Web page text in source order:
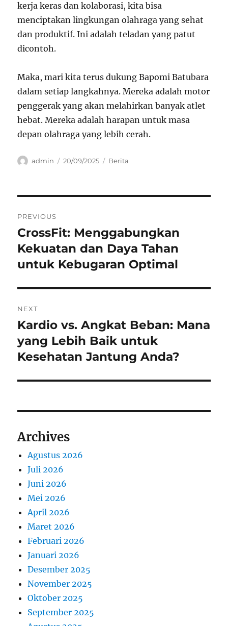
kerja keras dan kolaborasi, kita bisa
menciptakan lingkungan olahraga yang sehat
dan produktif. Ini adalah teladan yang patut
dicontoh.
Maka, mari kita terus dukung Bapomi Batubara
dalam setiap langkahnya. Mereka adalah motor
penggerak yang akan melahirkan banyak atlet
hebat. Mereka adalah harapan untuk masa
depan olahraga yang lebih cerah.
Author
admin
Posted
20/09/2025 Categories
Berita
pos
PREVIOUS
Previous
post:
CrossFit: Menggabungkan
Kekuatan dan Daya Tahan
untuk Kebugaran Optimal
NEXT
Next
post:
Kardio vs. Angkat Beban: Mana
yang Lebih Baik untuk
Kesehatan Jantung Anda?
Archives
Agustus 2026
Juli 2026
Juni 2026
Mei 2026
April 2026
Maret 2026
Februari 2026
Januari 2026
Desember 2025
November 2025
Oktober 2025
September 2025